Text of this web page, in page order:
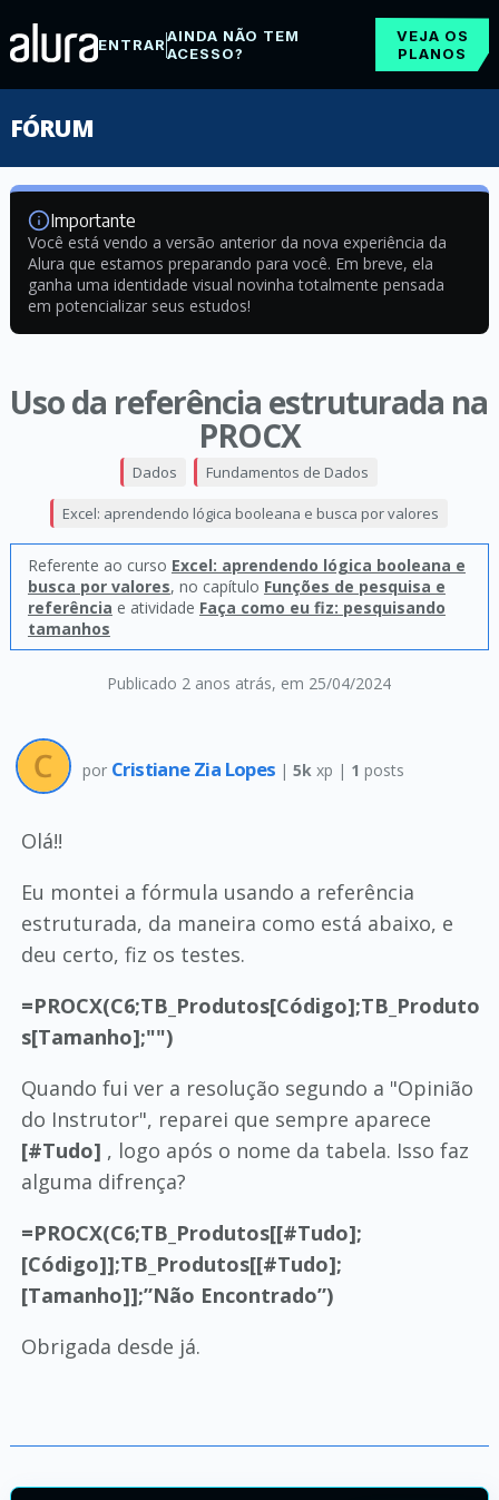
ENTRARAINDA NÃO TEM
ACESSO?
VEJA OS
PLANOS
FÓRUM
Importante
Você está vendo a versão anterior da nova experiência da
Alura que estamos preparando para você. Em breve, ela
ganha uma identidade visual novinha totalmente pensada
em potencializar seus estudos!
Uso da referência estruturada na
PROCX
Publicado 2 anos atrás, em 25/04/2024
Dados Fundamentos de Dados
Excel: aprendendo lógica booleana e busca por valores
Referente ao curso Excel: aprendendo lógica booleana e
busca por valores, no capítulo Funções de pesquisa e
referência e atividade Faça como eu fiz: pesquisando
tamanhos
por Cristiane Zia Lopes | 5k xp | 1 posts
Olá!!
Eu montei a fórmula usando a referência
estruturada, da maneira como está abaixo, e
deu certo, fiz os testes.
=PROCX(C6;TB_Produtos[Código];TB_Produto
s[Tamanho];"")
Quando fui ver a resolução segundo a "Opinião
do Instrutor", reparei que sempre aparece
[#Tudo] , logo após o nome da tabela. Isso faz
alguma difrença?
=PROCX(C6;TB_Produtos[[#Tudo];
[Código]];TB_Produtos[[#Tudo];
[Tamanho]];”Não Encontrado”)
Obrigada desde já.